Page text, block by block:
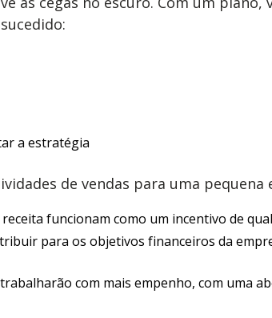
a estratégia
de vendas para uma pequena
funcionam como um incentivo de
para os objetivos financeiros da
com mais empenho, com uma